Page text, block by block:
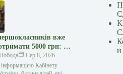
вже
5000 грн: як
«Пакунок
— Мінфін
Сер 8, 2026
Кабінету
и